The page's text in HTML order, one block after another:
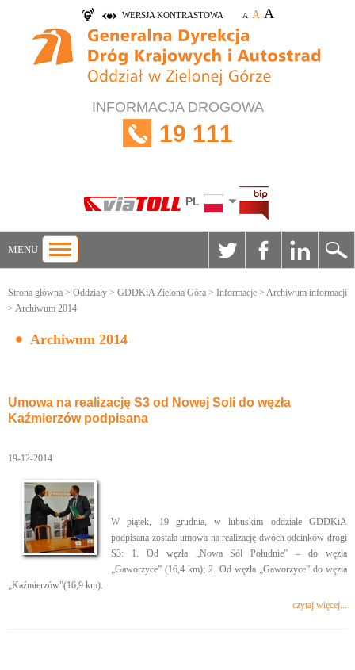
WERSJA KONTRASTOWA A A A
INFORMACJA DROGOWA
19 111
PL
MENU
Strona główna > Oddziały > GDDKiA Zielona Góra > Informacje > Archiwum informacji
> Archiwum 2014
Archiwum 2014
Umowa na realizację S3 od Nowej Soli do węzła
Kaźmierzów podpisana
19-12-2014
W piątek, 19 grudnia, w lubuskim oddziale GDDKiA
podpisana została umowa na realizację dwóch odcinków drogi
S3: 1. Od węzła „Nowa Sól Południe” – do węzła
„Gaworzyce” (16,4 km); 2. Od węzła „Gaworzyce” do węzła
„Kaźmierzów”(16,9 km).
czytaj więcej...